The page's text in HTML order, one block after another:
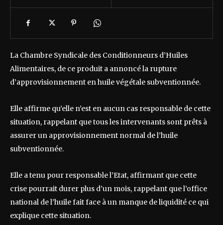
La Chambre Syndicale des Conditionneurs d’Huiles
Alimentaires, de ce produit a annoncé la rupture
d’approvisionnement en huile végétale subventionnée.
Elle affirme qu’elle n’est en aucun cas responsable de cette
situation, rappelant que tous les intervenants sont prêts à
assurer un approvisionnement normal de l’huile
subventionnée.
Elle a tenu pour responsable l’Etat, affirmant que cette
crise pourrait durer plus d’un mois, rappelant que l’office
national de l’huile fait face à un manque de liquidité ce qui
explique cette situation.